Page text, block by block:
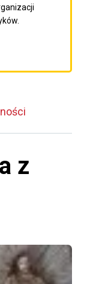
do następnego
z